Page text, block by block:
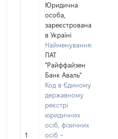
1
Юридична
особа,
зареєстрована
в Україні
Найменування:
ПАТ
"Райффайзен
Банк Аваль"
Код в Єдиному
державному
реєстрі
юридичних
осіб, фізичних
осіб –